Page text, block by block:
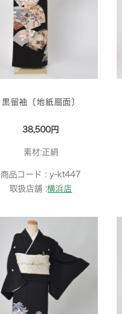
黒留袖〔地紙扇面〕
38,500円
素材:正絹
商品コード :y-kt447
取扱店舗 :横浜店